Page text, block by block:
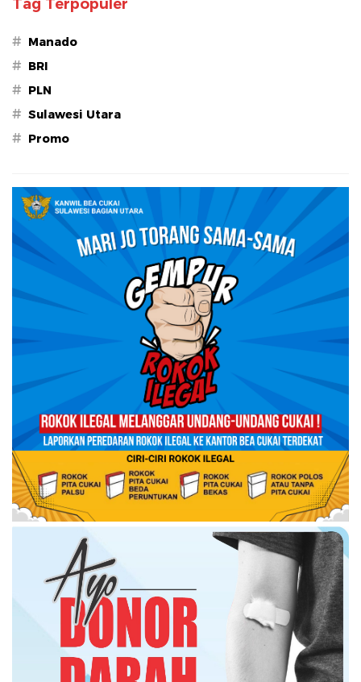
Tag Terpopuler
# Manado
# BRI
# PLN
# Sulawesi Utara
# Promo